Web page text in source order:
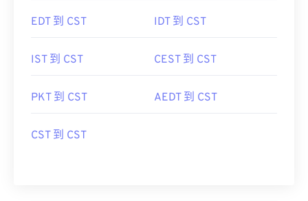
EDT 到 CST IDT 到 CST
IST 到 CST CEST 到 CST
PKT 到 CST AEDT 到 CST
CST 到 CST